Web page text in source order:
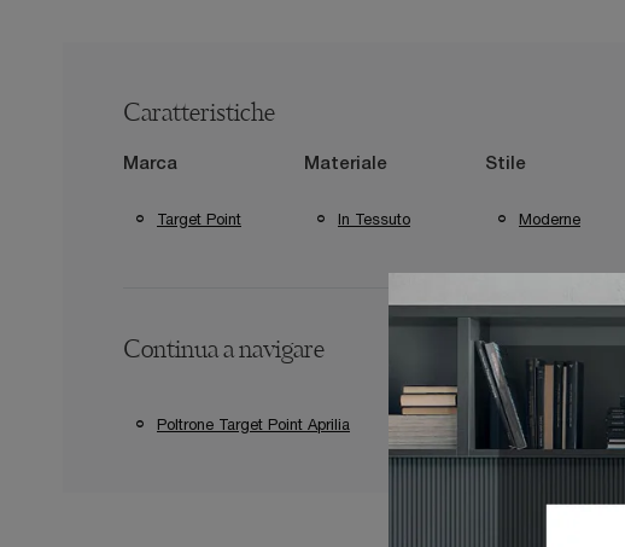
Caratteristiche
Marca
Target Point
Materiale
In Tessuto
Stile
Moderne
Continua a navigare
Poltrone Target Point Aprilia Poltrone Target Point Pomezia